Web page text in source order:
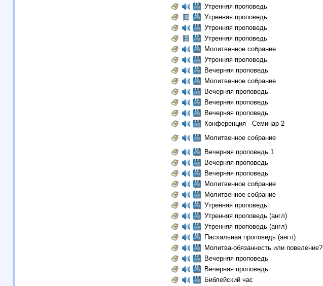
Утренняя проповедь
Утренняя проповедь
Утренняя проповедь
Утренняя проповедь
Молитвенное собрание
Утренняя проповедь
Вечерняя проповедь
Молитвенное собрание
Вечерняя проповедь
Вечерняя проповедь
Вечерняя проповедь
Конференция - Семинар 2
Молитвенное собрание
Вечерняя проповедь 1
Вечерняя проповедь
Вечерняя проповедь
Молитвенное собрание
Молитвенное собрание
Утренняя проповедь
Утренняя проповедь (англ)
Утренняя проповедь (англ)
Пасхальная проповедь (англ)
Молитва-обязанность или повеление?
Вечерняя проповедь
Вечерняя проповедь
Библейский час